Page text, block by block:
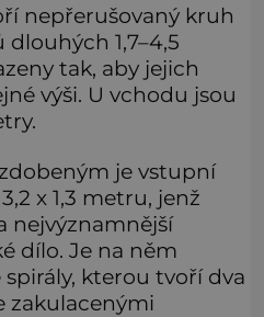
nepřerušovaný kruh
1,7–4,5
tak, aby jejich
výši. U vchodu jsou
je vstupní
x 1,3 metru, jenž
nejvýznamnější
dílo. Je na něm
kterou tvoří dva
zakulacenými